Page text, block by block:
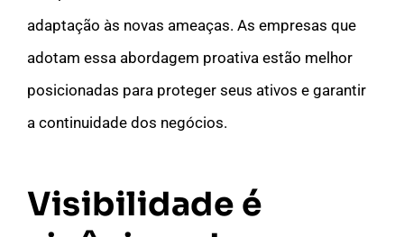
adaptação às novas ameaças. As empresas que
adotam essa abordagem proativa estão melhor
posicionadas para proteger seus ativos e garantir
a continuidade dos negócios.
Visibilidade é